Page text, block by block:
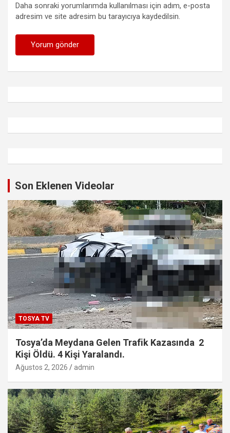
Daha sonraki yorumlarımda kullanılması için adım, e-posta
adresim ve site adresim bu tarayıcıya kaydedilsin.
Son Eklenen Videolar
TOSYA TV
Tosya’da Meydana Gelen Trafik Kazasında 2
Kişi Öldü. 4 Kişi Yaralandı.
Ağustos 2, 2026 admin